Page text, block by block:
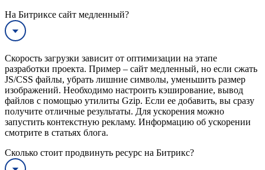
На Битриксе сайт медленный?
Скорость загрузки зависит от оптимизации на этапе
разработки проекта. Пример – сайт медленный, но если сжать
JS/CSS файлы, убрать лишние символы, уменьшить размер
изображений. Необходимо настроить кэширование, вывод
файлов с помощью утилиты Gzip. Если ее добавить, вы сразу
получите отличные результаты. Для ускорения можно
запустить контекстную рекламу. Информацию об ускорении
смотрите в статьях блога.
Сколько стоит продвинуть ресурс на Битрикс?